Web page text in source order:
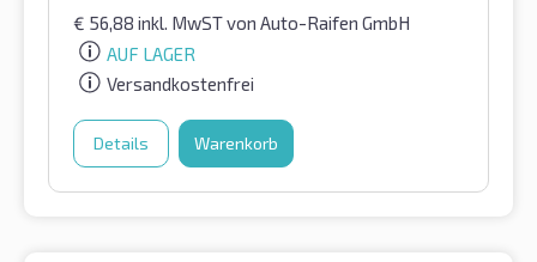
€ 56,88 inkl. MwSTvon Auto-Raifen GmbH
AUF LAGER
Versandkostenfrei
Details Warenkorb